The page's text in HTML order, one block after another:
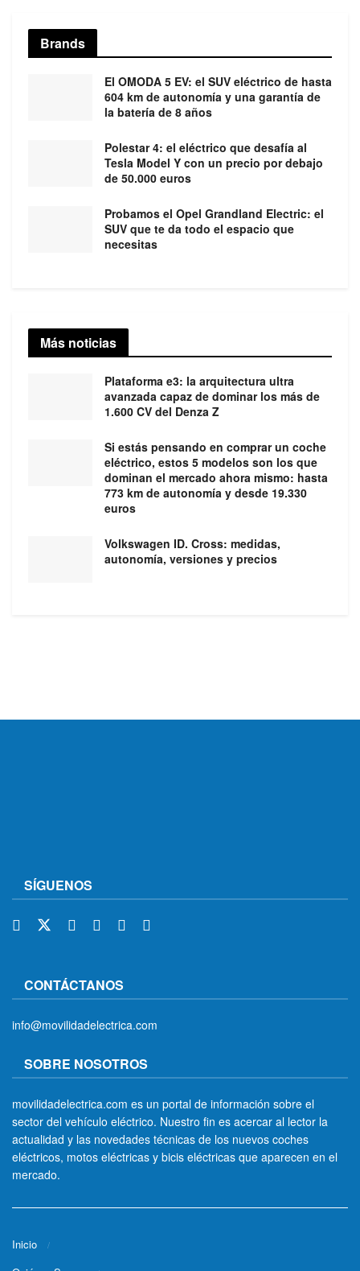
Brands
El OMODA 5 EV: el SUV eléctrico de hasta
604 km de autonomía y una garantía de
la batería de 8 años
Polestar 4: el eléctrico que desafía al
Tesla Model Y con un precio por debajo
de 50.000 euros
Probamos el Opel Grandland Electric: el
SUV que te da todo el espacio que
necesitas
Más noticias
Plataforma e3: la arquitectura ultra
avanzada capaz de dominar los más de
1.600 CV del Denza Z
Si estás pensando en comprar un coche
eléctrico, estos 5 modelos son los que
dominan el mercado ahora mismo: hasta
773 km de autonomía y desde 19.330
euros
Volkswagen ID. Cross: medidas,
autonomía, versiones y precios
SÍGUENOS
CONTÁCTANOS
info@movilidadelectrica.com
SOBRE NOSOTROS
movilidadelectrica.com es un portal de información sobre el
sector del vehículo eléctrico. Nuestro fin es acercar al lector la
actualidad y las novedades técnicas de los nuevos coches
eléctricos, motos eléctricas y bicis eléctricas que aparecen en el
mercado.
Inicio